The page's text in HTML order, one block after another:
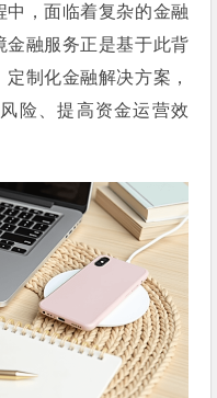
中，面临着复杂的金融
金融服务正是基于此背
制化金融解决方案，
险、提高资金运营效